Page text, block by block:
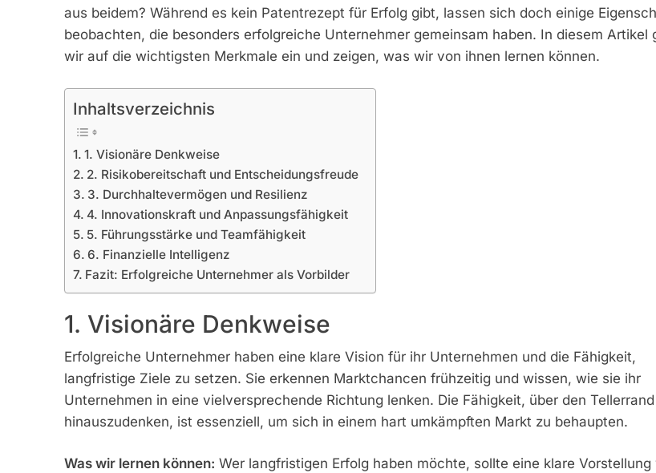
aus beidem? Während es kein Patentrezept für Erfolg gibt, lassen sich doch einige
beobachten, die besonders erfolgreiche Unternehmer gemeinsam haben. In diesem Artikel
wir auf die wichtigsten Merkmale ein und zeigen, was wir von ihnen lernen können.
Inhaltsverzeichnis
1. Visionäre Denkweise
2. Risikobereitschaft und Entscheidungsfreude
3. Durchhaltevermögen und Resilienz
4. Innovationskraft und Anpassungsfähigkeit
5. Führungsstärke und Teamfähigkeit
6. Finanzielle Intelligenz
Fazit: Erfolgreiche Unternehmer als Vorbilder
1. Visionäre Denkweise
Erfolgreiche Unternehmer haben eine klare Vision für ihr Unternehmen und die Fähigkeit,
langfristige Ziele zu setzen. Sie erkennen Marktchancen frühzeitig und wissen, wie sie ihr
Unternehmen in eine vielversprechende Richtung lenken. Die Fähigkeit, über den Tellerrand
hinauszudenken, ist essenziell, um sich in einem hart umkämpften Markt zu behaupten.
Was wir lernen können: Wer langfristigen Erfolg haben möchte, sollte eine klare Vorstellung